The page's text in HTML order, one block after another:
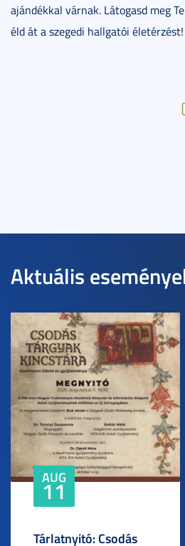
ajándékkal várnak. Látogasd meg
éld át a szegedi hallgatói életérzést!
Aktuális
AUG
11
Tárlatnyitó: Csodás